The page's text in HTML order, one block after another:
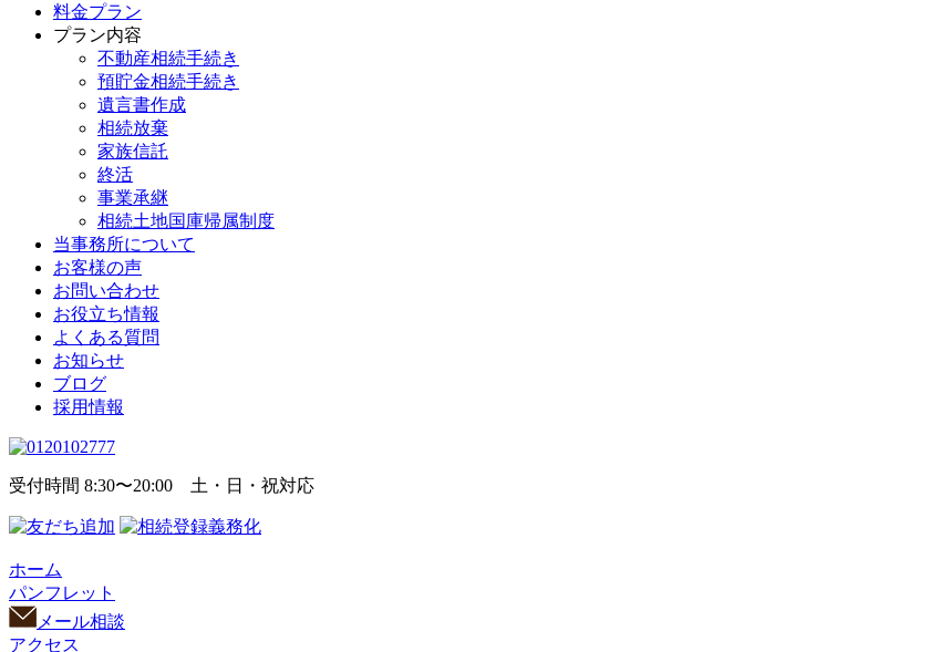
料金プラン
プラン内容
不動産相続手続き
預貯金相続手続き
遺言書作成
相続放棄
家族信託
終活
事業承継
相続土地国庫帰属制度
当事務所について
お客様の声
お問い合わせ
お役立ち情報
よくある質問
お知らせ
ブログ
採用情報
受付時間 8:30〜20:00 土・日・祝対応
ホーム
パンフレット
メール相談
アクセス